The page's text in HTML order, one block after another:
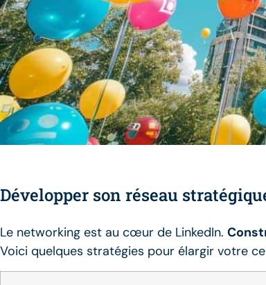
Développer son réseau
Le networking est au cœur de LinkedIn.
Voici quelques stratégies pour élargir votre